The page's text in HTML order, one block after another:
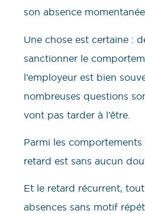
son absence
Une chose est certaine :
sanctionner le
l’employeur est bien
nombreuses questions
vont pas tarder à l’être.
Parmi les
retard est sans aucun
Et le retard récurrent,
absences sans motif